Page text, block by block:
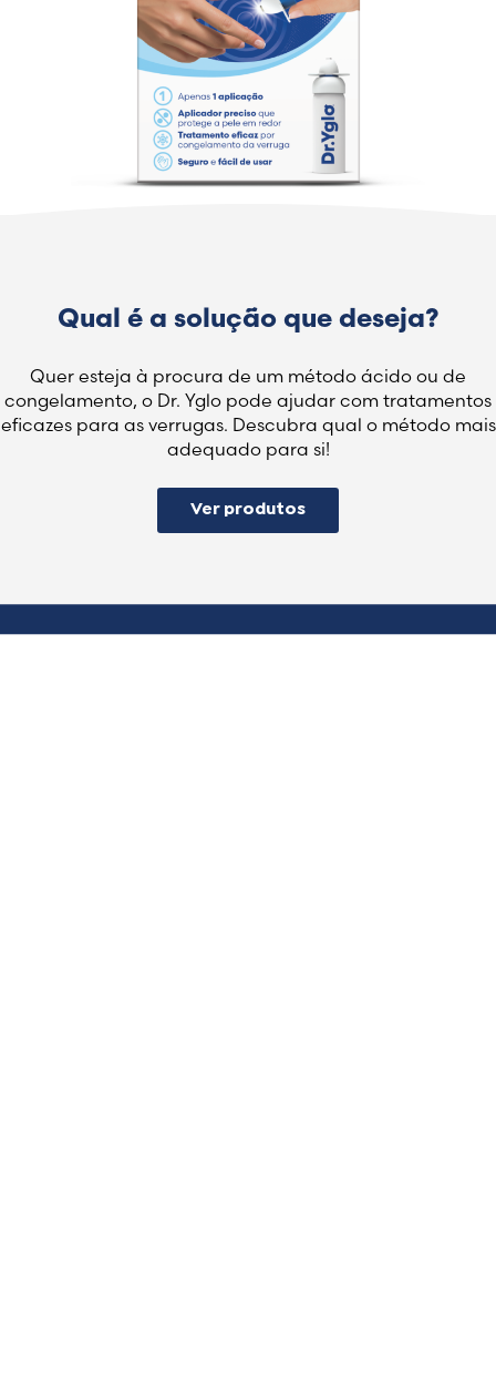
Qual é a solução que deseja?
Quer esteja à procura de um método ácido ou de
congelamento, o Dr. Yglo pode ajudar com tratamentos
eficazes para as verrugas. Descubra qual o método mais
adequado para si!
Ver produtos